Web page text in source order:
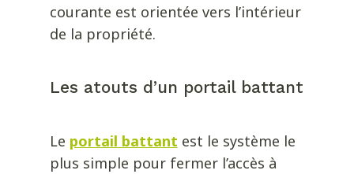
courante est orientée vers l’intérieur
de la propriété.
Les atouts d’un portail battant
Le portail battant est le système le
plus simple pour fermer l’accès à